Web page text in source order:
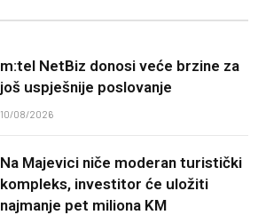
m:tel NetBiz donosi veće brzine za
još uspješnije poslovanje
10/08/2026
Na Majevici niče moderan turistički
kompleks, investitor će uložiti
najmanje pet miliona KM